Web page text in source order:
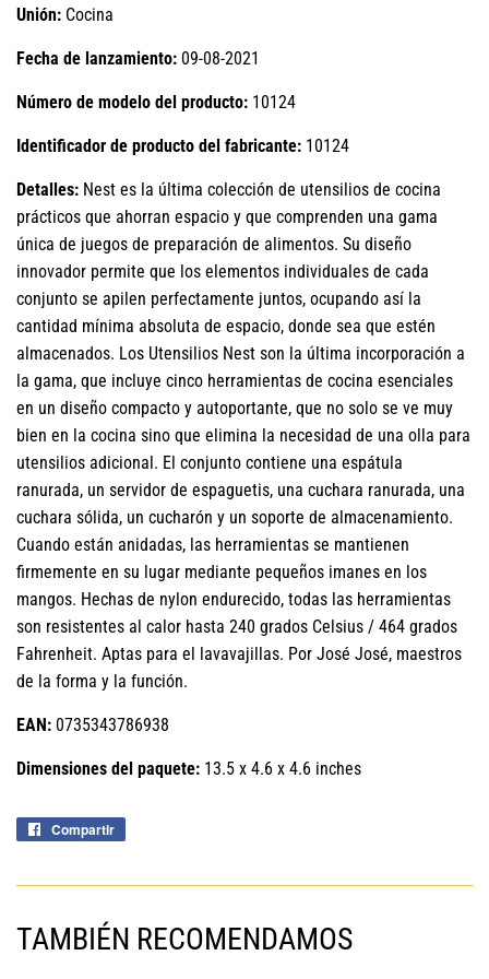
Unión: Cocina
Fecha de lanzamiento: 09-08-2021
Número de modelo del producto: 10124
Identificador de producto del fabricante: 10124
Detalles: Nest es la última colección de utensilios de cocina
prácticos que ahorran espacio y que comprenden una gama
única de juegos de preparación de alimentos. Su diseño
innovador permite que los elementos individuales de cada
conjunto se apilen perfectamente juntos, ocupando así la
cantidad mínima absoluta de espacio, donde sea que estén
almacenados. Los Utensilios Nest son la última incorporación a
la gama, que incluye cinco herramientas de cocina esenciales
en un diseño compacto y autoportante, que no solo se ve muy
bien en la cocina sino que elimina la necesidad de una olla para
utensilios adicional. El conjunto contiene una espátula
ranurada, un servidor de espaguetis, una cuchara ranurada, una
cuchara sólida, un cucharón y un soporte de almacenamiento.
Cuando están anidadas, las herramientas se mantienen
firmemente en su lugar mediante pequeños imanes en los
mangos. Hechas de nylon endurecido, todas las herramientas
son resistentes al calor hasta 240 grados Celsius / 464 grados
Fahrenheit. Aptas para el lavavajillas. Por José José, maestros
de la forma y la función.
EAN: 0735343786938
Dimensiones del paquete: 13.5 x 4.6 x 4.6 inches
Compartir
TAMBIÉN RECOMENDAMOS